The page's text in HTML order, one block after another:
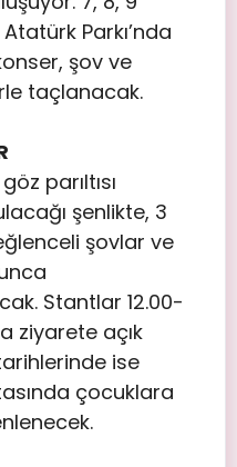
Parkı’nda
şov ve
taçlanacak.
parıltısı
şenlikte, 3
şovlar ve
Stantlar 12.00-
ziyarete açık
ise
çocuklara